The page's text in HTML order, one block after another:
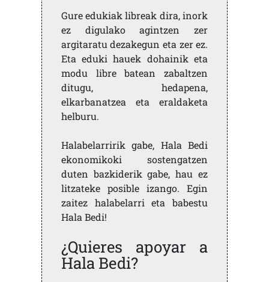
Gure edukiak libreak dira, inork
ez digulako agintzen zer
argitaratu dezakegun eta zer ez.
Eta eduki hauek dohainik eta
modu libre batean zabaltzen
ditugu, hedapena,
elkarbanatzea eta eraldaketa
helburu.
Halabelarririk gabe, Hala Bedi
ekonomikoki sostengatzen
duten bazkiderik gabe, hau ez
litzateke posible izango. Egin
zaitez halabelarri eta babestu
Hala Bedi!
¿Quieres apoyar a
Hala Bedi?